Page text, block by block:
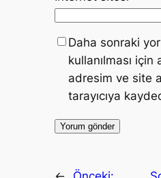
Daha sonraki
kullanılması için
adresim ve site
tarayıcıya